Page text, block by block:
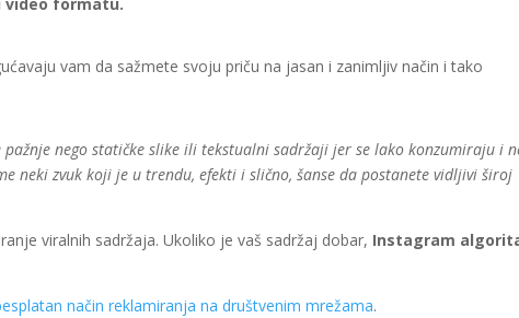
vam da sažmete svoju priču na jasan i zanimljiv način i tako
nego statičke slike ili tekstualni sadržaji jer se lako konzumiraju i
neki zvuk koji je u trendu, efekti i slično, šanse da postanete vidljivi široj
viralnih sadržaja. Ukoliko je vaš sadržaj dobar, Instagram
način reklamiranja na društvenim mrežama.